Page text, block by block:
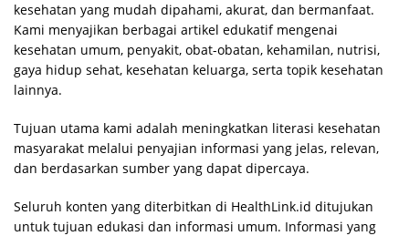
kesehatan yang mudah dipahami, akurat, dan bermanfaat.
Kami menyajikan berbagai artikel edukatif mengenai
kesehatan umum, penyakit, obat-obatan, kehamilan, nutrisi,
gaya hidup sehat, kesehatan keluarga, serta topik kesehatan
lainnya.
Tujuan utama kami adalah meningkatkan literasi kesehatan
masyarakat melalui penyajian informasi yang jelas, relevan,
dan berdasarkan sumber yang dapat dipercaya.
Seluruh konten yang diterbitkan di HealthLink.id ditujukan
untuk tujuan edukasi dan informasi umum. Informasi yang